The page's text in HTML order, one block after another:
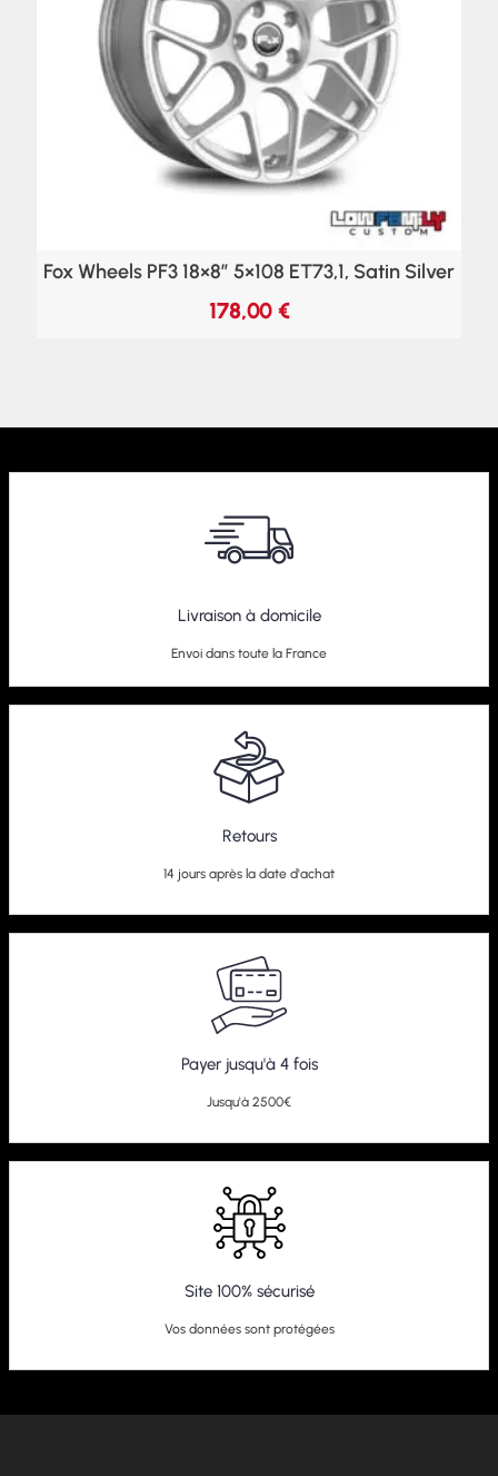
Fox Wheels PF3 18×8″ 5×108 ET73,1, Satin Silver
178,00 €
Livraison à domicile
Envoi dans toute la France
Retours
14 jours après la date d'achat
Payer jusqu'à 4 fois
Jusqu'à 2500€
Site 100% sécurisé
Vos données sont protégées